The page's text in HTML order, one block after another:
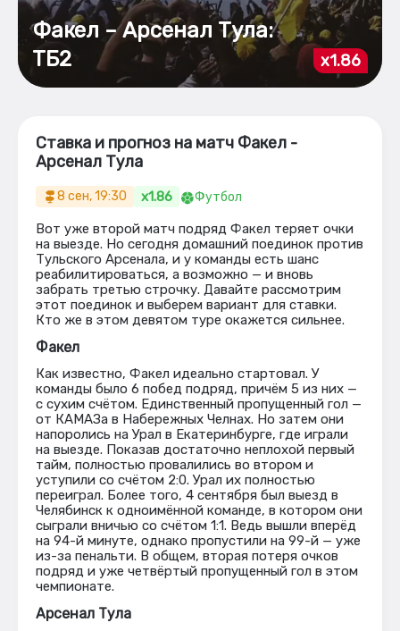
Факел – Арсенал Тула:
ТБ2
x1.86
Ставка и прогноз на матч Факел -
Арсенал Тула
8 сен, 19:30 x1.86 Футбол
Вот уже второй матч подряд Факел теряет очки
на выезде. Но сегодня домашний поединок против
Тульского Арсенала, и у команды есть шанс
реабилитироваться, а возможно — и вновь
забрать третью строчку. Давайте рассмотрим
этот поединок и выберем вариант для ставки.
Кто же в этом девятом туре окажется сильнее.
Факел
Как известно, Факел идеально стартовал. У
команды было 6 побед подряд, причём 5 из них —
с сухим счётом. Единственный пропущенный гол —
от КАМАЗа в Набережных Челнах. Но затем они
напоролись на Урал в Екатеринбурге, где играли
на выезде. Показав достаточно неплохой первый
тайм, полностью провалились во втором и
уступили со счётом 2:0. Урал их полностью
переиграл. Более того, 4 сентября был выезд в
Челябинск к одноимённой команде, в котором они
сыграли вничью со счётом 1:1. Ведь вышли вперёд
на 94-й минуте, однако пропустили на 99-й — уже
из-за пенальти. В общем, вторая потеря очков
подряд и уже четвёртый пропущенный гол в этом
чемпионате.
Арсенал Тула